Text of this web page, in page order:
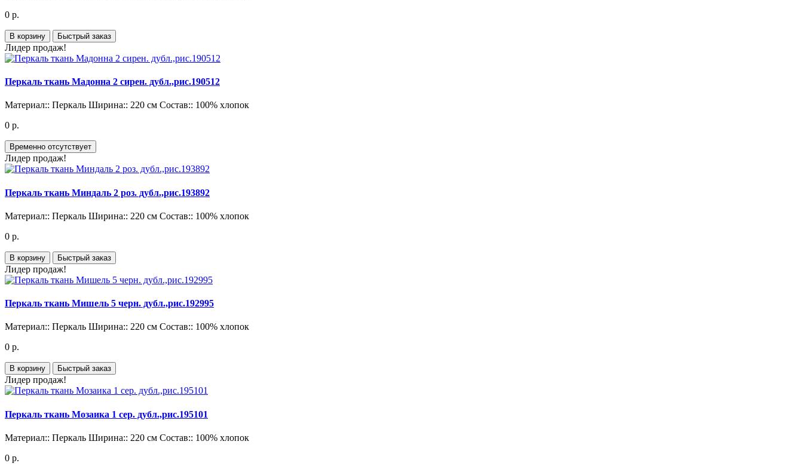
0 р.
В корзину Быстрый заказ
Лидер продаж!
Перкаль ткань Мадонна 2 сирен. дубл.,рис.190512
Материал:: Перкаль Ширина:: 220 см Состав:: 100% хлопок
0 р.
Временно отсутствует
Лидер продаж!
Перкаль ткань Миндаль 2 роз. дубл.,рис.193892
Материал:: Перкаль Ширина:: 220 см Состав:: 100% хлопок
0 р.
В корзину Быстрый заказ
Лидер продаж!
Перкаль ткань Мишель 5 черн. дубл.,рис.192995
Материал:: Перкаль Ширина:: 220 см Состав:: 100% хлопок
0 р.
В корзину Быстрый заказ
Лидер продаж!
Перкаль ткань Мозаика 1 сер. дубл.,рис.195101
Материал:: Перкаль Ширина:: 220 см Состав:: 100% хлопок
0 р.